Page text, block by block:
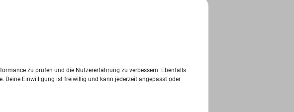
zu prüfen und die Nutzererfahrung zu verbessern. Ebenfalls
Deine Einwilligung ist freiwillig und kann jederzeit angepasst oder